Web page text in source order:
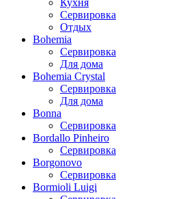
Кухня
Сервировка
Отдых
Bohemia
Сервировка
Для дома
Bohemia Crystal
Сервировка
Для дома
Bonna
Сервировка
Bordallo Pinheiro
Сервировка
Borgonovo
Сервировка
Bormioli Luigi